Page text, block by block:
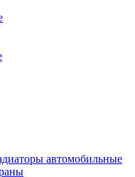
автомобильные